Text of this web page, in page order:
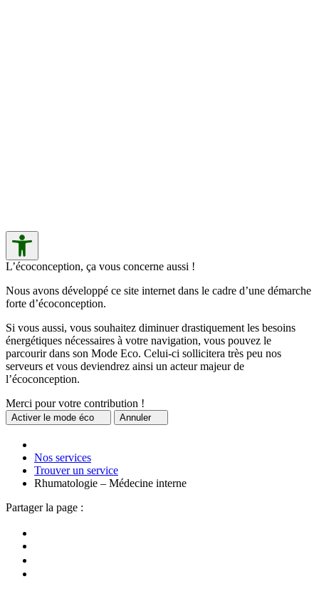
L’écoconception, ça vous concerne aussi !
Nous avons développé ce site internet dans le cadre d’une démarche
forte d’écoconception.
Si vous aussi, vous souhaitez diminuer drastiquement les besoins
énergétiques nécessaires à votre navigation, vous pouvez le
parcourir dans son Mode Eco. Celui-ci sollicitera très peu nos
serveurs et vous deviendrez ainsi un acteur majeur de
l’écoconception.
Merci pour votre contribution !
Activerle mode éco Annuler
Nos services
Trouver un service
Rhumatologie – Médecine interne
Partager la page :